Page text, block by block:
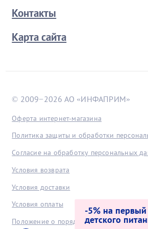
Контакты
Карта сайта
© 2009−2026 АО «ИНФАПРИМ»
Оферта интернет-магазина
Политика защиты и обработки
Согласие на обработку персональных
Условия возврата
Условия доставки
Условия оплаты
Положение о порядке хранения и
-5% на первый
детского